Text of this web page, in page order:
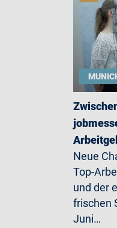
Neue
Top-
und der
frischen
Juni…